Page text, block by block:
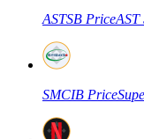
ASTSB PriceAST
SMCIB Price